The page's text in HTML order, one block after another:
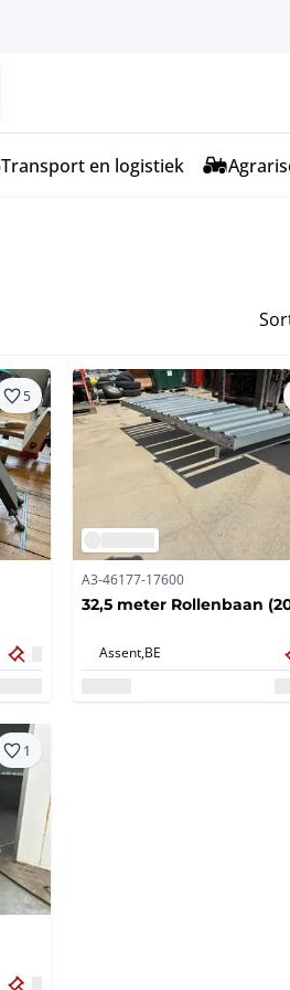
Transport en logistiek
5
A3-46177-17600
32,5 meter Rollenbaan
Assent, BE
1